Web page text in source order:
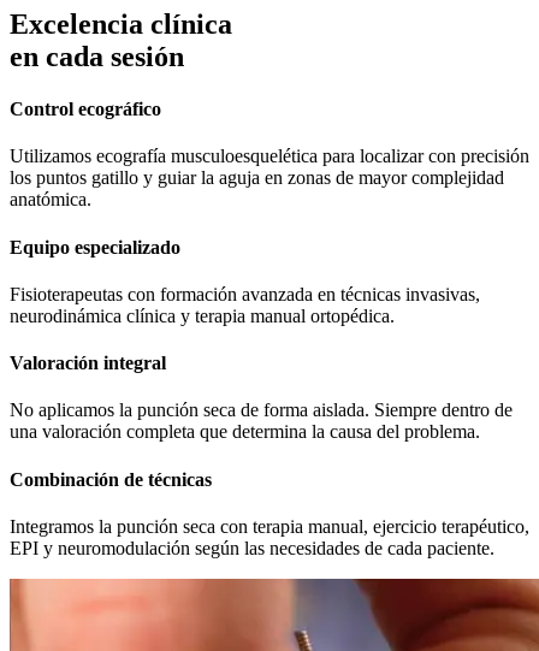
Excelencia clínica
en cada sesión
Control ecográfico
Utilizamos ecografía musculoesquelética para localizar con precisión
los puntos gatillo y guiar la aguja en zonas de mayor complejidad
anatómica.
Equipo especializado
Fisioterapeutas con formación avanzada en técnicas invasivas,
neurodinámica clínica y terapia manual ortopédica.
Valoración integral
No aplicamos la punción seca de forma aislada. Siempre dentro de
una valoración completa que determina la causa del problema.
Combinación de técnicas
Integramos la punción seca con terapia manual, ejercicio terapéutico,
EPI y neuromodulación según las necesidades de cada paciente.